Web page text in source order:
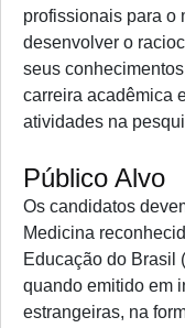
profissionais para o
desenvolver o
seus
carreira acadêmica
atividades na
Público Alvo
Os candidatos
Medicina
Educação do Brasil
quando emitido em
estrangeiras, na